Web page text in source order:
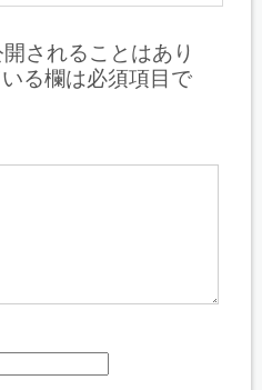
されることはあり
る欄は必須項目で